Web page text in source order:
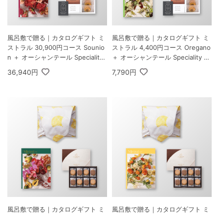
風呂敷で贈る｜カタログギフト ミ
ストラル 30,900円コース Sounio
n ＋ オーシャンテール Speciality
Coffee＆バームセット A
36,940円
風呂敷で贈る｜カタログギフト ミ
ストラル 4,400円コース Oregano
＋ オーシャンテール Speciality C
offee＆バームセット A
7,790円
風呂敷で贈る｜カタログギフト ミ
風呂敷で贈る｜カタログギフト ミ